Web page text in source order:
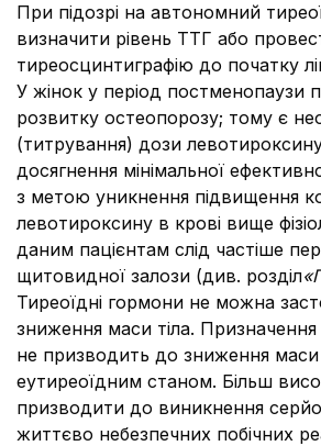
При підозрі на автономний
визначити рівень ТТГ або
тиреосцинтиграфію до початку
У жінок у період постменопаузи
розвитку остеопорозу; тому є
(титрування) дози
досягнення мінімальної
з метою уникнення підвищення
левотироксину в крові вище
даним пацієнтам слід частіше
щитовидної залози (див. розділ
Тиреоїдні гормони не можна
зниження маси тіла. Призначення
не призводить до зниження маси
еутиреоїдним станом. Більш
призводити до виникнення
життєво небезпечних побічних